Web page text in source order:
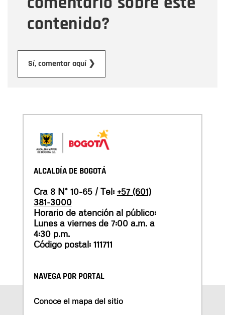
contenido?
Sí, comentar aquí ❯
ALCALDÍA DE BOGOTÁ
Cra 8 N° 10-65 / Tel: +57 (601)
381-3000
Horario de atención al público:
Lunes a viernes de 7:00 a.m. a
4:30 p.m.
Código postal: 111711
NAVEGA POR PORTAL
Conoce el mapa del sitio